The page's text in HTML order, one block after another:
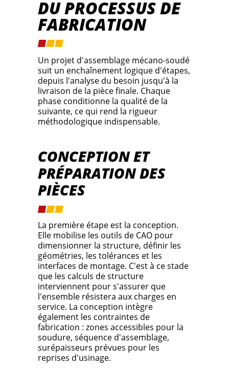
DU PROCESSUS DE
FABRICATION
Un projet d'assemblage mécano-soudé
suit un enchaînement logique d'étapes,
depuis l'analyse du besoin jusqu'à la
livraison de la pièce finale. Chaque
phase conditionne la qualité de la
suivante, ce qui rend la rigueur
méthodologique indispensable.
CONCEPTION ET
PRÉPARATION DES
PIÈCES
La première étape est la conception.
Elle mobilise les outils de CAO pour
dimensionner la structure, définir les
géométries, les tolérances et les
interfaces de montage. C'est à ce stade
que les calculs de structure
interviennent pour s'assurer que
l'ensemble résistera aux charges en
service. La conception intègre
également les contraintes de
fabrication : zones accessibles pour la
soudure, séquence d'assemblage,
surépaisseurs prévues pour les
reprises d'usinage.